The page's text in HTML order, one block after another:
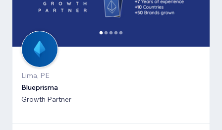
Lima, PE
Blueprisma
Growth Partner